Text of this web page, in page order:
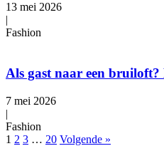
13 mei 2026
|
Fashion
Als gast naar een bruiloft?
7 mei 2026
|
Fashion
1 2 3 … 20 Volgende »